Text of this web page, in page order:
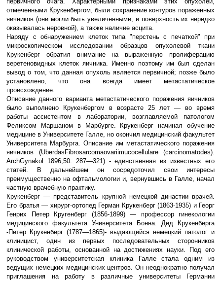
отмеченными Крукенбергом, были сохранение контуров пораженных
яич­ников (они могли быть увеличенными, и поверхность их нередко
оказывалась неровной), а также наличие асцита.
Наряду с обнаружением клеток типа "перстень с печаткой" при
микроскопическом исследовании образцов опухоле­вой ткани
Крукенберг обратил внимание на выраженную пролиферацию
веретеновидных клеток яичника. Именно поэтому им был сделан
вывод о том, что данная опухоль является первичной; позже было
установлено, что она всегда имеет метастатическое
происхождение.
Описание данного варианта метаста­тического поражения яичников
было выполнено Крукенбергом в возрасте 25 лет — во время
работы ассистентом в лаборатории, возглавляемой патоло­гом
Феликсом Маршаном в Марбурге. Крукенберг начинал обучение
медици­не в Университете Галле, но окончил медицинский факультет
Университета Марбурга. Описание им метастати­ческого поражения
яичников (Uberdas Fibrosarcomaovariimucocellulare(carcinomatodes).
ArchGynakol
1896;50: 287—321) - единственная из известных его
статей. В дальнейшем он сосредото­чил свои интересы
преимущественно на офтальмологии и, вернувшись в Галле, начал
частную врачебную практику.
Крукенберг — представитель крупной немецкой династии врачей.
Его братья — хирург-ортопед Герман Крукенберг (1863-1935) и Георг
Генрих Петер Кругенберг (1856-1899) — профессор гинекологии
медицинского факультета Университета Бонна. Дед Крукенберга
-Петер Крукенберг (1787—1865)- выдаю­щийся немецкий патолог и
клиницист, один из первых последовательных сто­ронников
клинической работы, осно­ванной на достижениях науки. Под его
руководством университетская клиника Галле стала одним из
ведущих немец­ких медицинских центров. Он неодно­кратно получал
приглашения на работу в различные университеты Германии